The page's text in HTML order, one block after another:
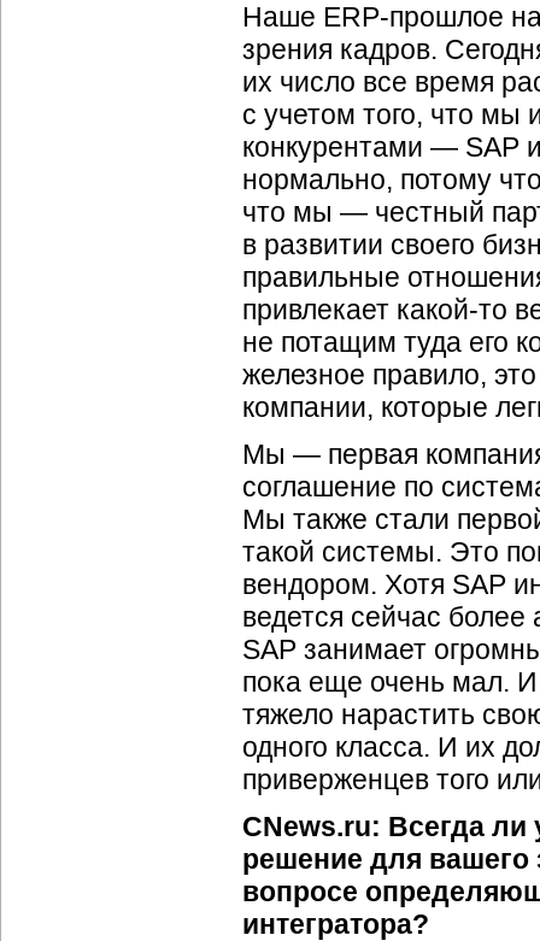
Наше ERP-прошлое
зрения кадров.
их число все время
с учетом того, что
конкурентами — SAP
нормально, потому
что мы — честный
в развитии своего
правильные
привлекает какой-то
не потащим туда его
железное правило,
компании, которые
Мы — первая
соглашение по
Мы также стали
такой системы. Это
вендором. Хотя SAP
ведется сейчас
SAP занимает
пока еще очень мал.
тяжело нарастить
одного класса. И их
приверженцев того
CNews.ru: Всегда ли
решение для вашего
вопросе
интегратора?